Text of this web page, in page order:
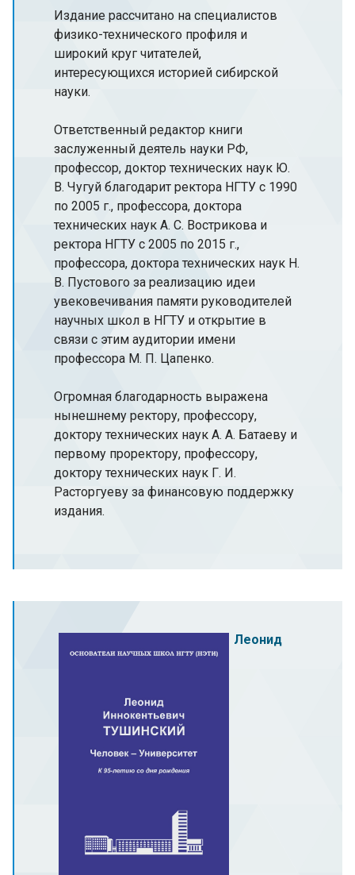
Издание рассчитано на специалистов
физико-технического профиля и
широкий круг читателей,
интересующихся историей сибирской
науки.
Ответственный редактор книги
заслуженный деятель науки РФ,
профессор, доктор технических наук Ю.
В. Чугуй благодарит ректора НГТУ с 1990
по 2005 г., профессора, доктора
технических наук А. С. Вострикова и
ректора НГТУ с 2005 по 2015 г.,
профессора, доктора технических наук Н.
В. Пустового за реализацию идеи
увековечивания памяти руководителей
научных школ в НГТУ и открытие в
связи с этим аудитории имени
профессора М. П. Цапенко.
Огромная благодарность выражена
нынешнему ректору, профессору,
доктору технических наук А. А. Батаеву и
первому проректору, профессору,
доктору технических наук Г. И.
Расторгуеву за финансовую поддержку
издания.
Леонид